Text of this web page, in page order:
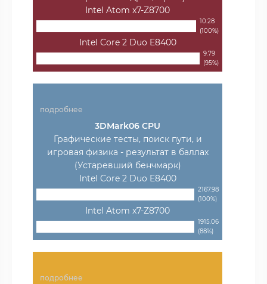
Intel Atom x7-Z8700
10.28
(100%)
Intel Core 2 Duo E8400
9.79
(95%)
подробнее
3DMark06 CPU
Графические тесты, поиск пути, и
игровая физика - результат в баллах
(Устаревший бенчмарк)
Intel Core 2 Duo E8400
2167.98
(100%)
Intel Atom x7-Z8700
1915.06
(88%)
подробнее